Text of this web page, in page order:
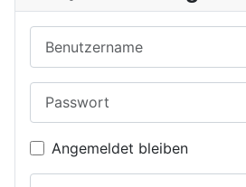
Angemeldet bleiben